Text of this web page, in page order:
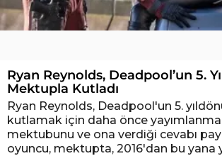
Ryan Reynolds, Deadpool’un 5.
Mektupla Kutladı
Ryan Reynolds, Deadpool'un 5.
kutlamak için daha önce
mektubunu ve ona verdiği cevabı
oyuncu, mektupta, 2016'dan bu yana